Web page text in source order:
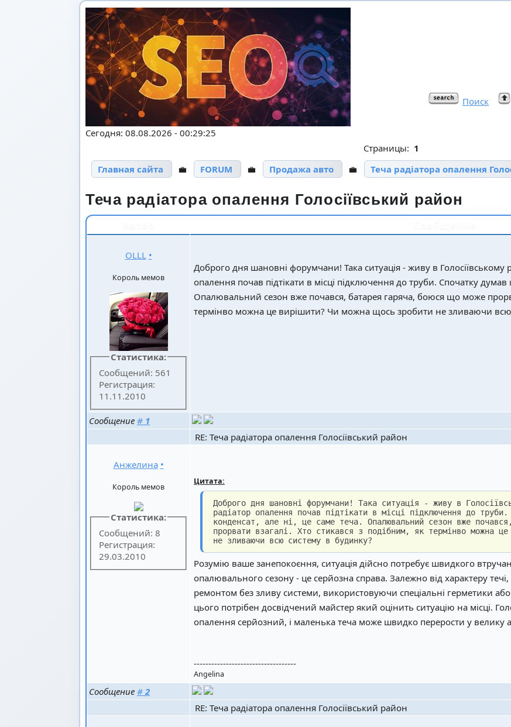
Поиск
Сегодня: 08.08.2026 - 00:29:25
Страницы: 1
Главная сайта
💼 FORUM 💼 Продажа авто 💼 Теча радіатора опалення
Теча радіатора опалення Голосіївський район
OLLL •
Король мемов
Статистика:
Сообщений: 561
Регистрация:
11.11.2010
Доброго дня шановні форумчани! Така ситуація - живу в Голосіївському
опалення почав підтікати в місці підключення до труби. Спочатку
Опалювальний сезон вже почався, батарея гаряча, боюся що може
термінво можна це вирішити? Чи можна щось зробити не зливаючи всю
Сообщение # 1
RE: Теча радіатора опалення Голосіївський район
Анжелина •
Король мемов
Статистика:
Сообщений: 8
Регистрация:
29.03.2010
Цитата:
Доброго дня шановні форумчани! Така ситуація - живу в
радіатор опалення почав підтікати в місці підключення до
конденсат, але ні, це саме теча. Опалювальний сезон вже
прорвати взагалі. Хто стикався з подібним, як термінво можна
не зливаючи всю систему в будинку?
Розумію ваше занепокоєння, ситуація дійсно потребує швидкого
опалювального сезону - це серйозна справа. Залежно від характеру
ремонтом без зливу системи, використовуючи спеціальні герметики
цього потрібен досвідчений майстер який оцінить ситуацію на місці.
опалення серйозний, і маленька теча може швидко перерости у велику
-----------------------------------
Angelina
Сообщение # 2
RE: Теча радіатора опалення Голосіївський район